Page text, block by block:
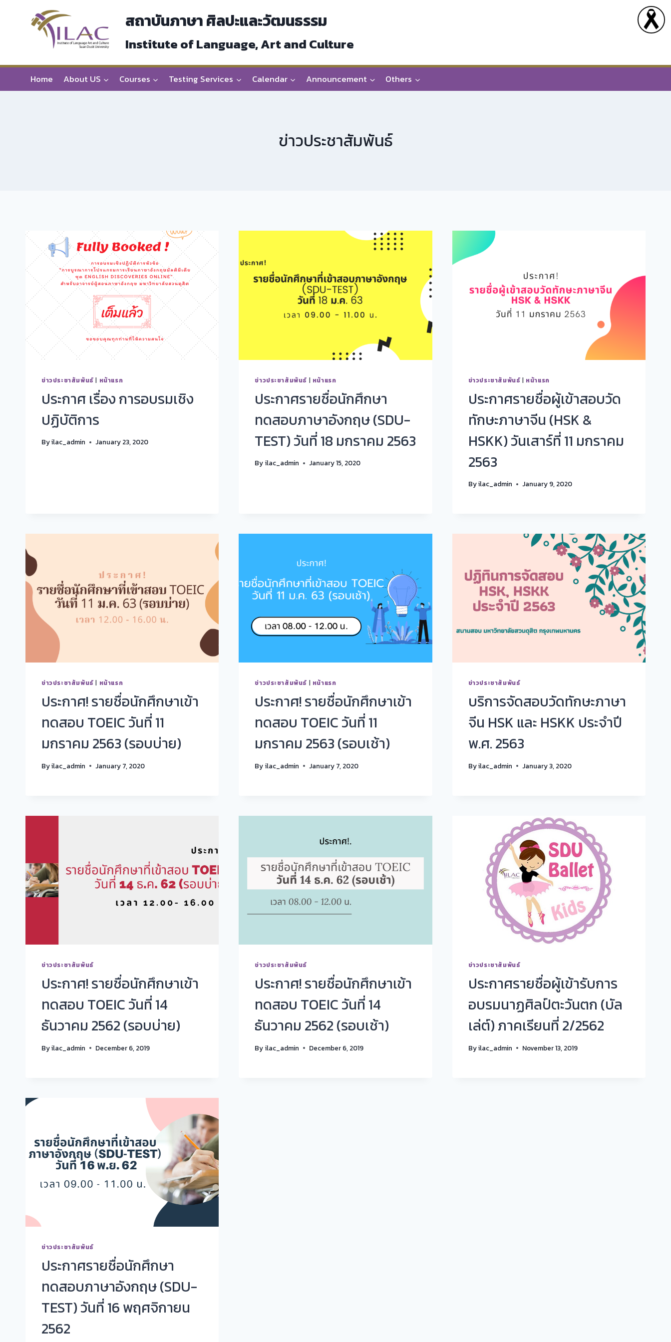
สถาบันภาษา ศิลปะและวัฒนธรรม
Institute of Language, Art and Culture
Home About US Courses Testing Services Calendar Announcement Others
ข่าวประชาสัมพันธ์
ข่าวประชาสัมพันธ์ | หน้าแรก
ประกาศ เรื่อง การอบรมเชิง
ปฏิบัติการ
Byilac_admin January 23, 2020
ข่าวประชาสัมพันธ์ | หน้าแรก
ประกาศรายชื่อนักศึกษา
ทดสอบภาษาอังกฤษ (SDU-
TEST) วันที่ 18 มกราคม 2563
By ilac_admin January 15, 2020
ข่าวประชาสัมพันธ์ | หน้าแรก
ประกาศรายชื่อผู้เข้าสอบวัด
ทักษะภาษาจีน (HSK &
HSKK) วันเสาร์ที่ 11 มกราคม
2563
Byilac_admin January 9, 2020
ข่าวประชาสัมพันธ์ หน้าแรก
ประกาศ! รายชื่อนักศึกษาเข้า
ทดสอบ TOEIC วันที่ 11
มกราคม 2563 (รอบบ่าย)
Byilac_admin January 7, 2020
ข่าวประชาสัมพันธ์ หน้าแรก
ประกาศ! รายชื่อนักศึกษาเข้า
ทดสอบ TOEIC วันที่ 11
มกราคม 2563 (รอบเช้า)
By ilac_admin January 7, 2020
ข่าวประชาสัมพันธ์
บริการจัดสอบวัดทักษะภาษา
จีน HSK และ HSKK ประจำปี
พ.ศ. 2563
Byilac_admin January 3, 2020
ข่าวประชาสัมพันธ์
ประกาศ! รายชื่อนักศึกษาเข้า
ทดสอบ TOEIC วันที่ 14
ธันวาคม 2562 (รอบบ่าย)
Byilac_admin December 6, 2019
ข่าวประชาสัมพันธ์
ประกาศ! รายชื่อนักศึกษาเข้า
ทดสอบ TOEIC วันที่ 14
ธันวาคม 2562 (รอบเช้า)
By ilac_admin December 6, 2019
ข่าวประชาสัมพันธ์
ประกาศรายชื่อผู้เข้ารับการ
อบรมนาฏศิลป์ตะวันตก (บัล
เล่ต์) ภาคเรียนที่ 2/2562
Byilac_admin November 13, 2019
ข่าวประชาสัมพันธ์
ประกาศรายชื่อนักศึกษา
ทดสอบภาษาอังกฤษ (SDU-
TEST) วันที่ 16 พฤศจิกายน
2562